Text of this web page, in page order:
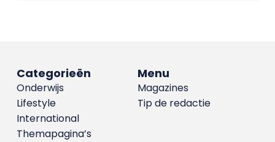
Menu
Magazines
Tip de redactie
Categorieën
Onderwijs
Lifestyle
International
Themapagina’s